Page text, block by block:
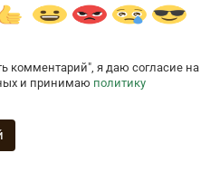
комментарий", я даю согласие на
и принимаю политику